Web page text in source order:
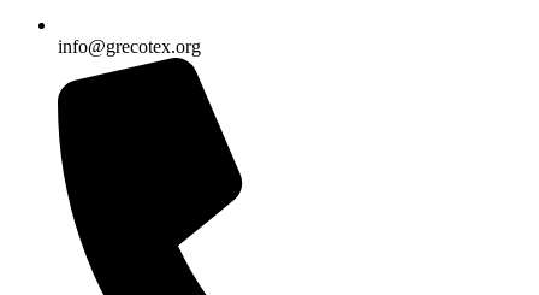
info@grecotex.org